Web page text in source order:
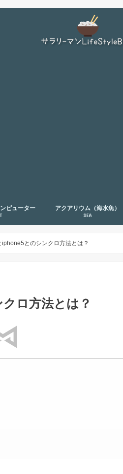
ピューター アクアリウム（海水魚）
SEA
iphone5とのシンクロ方法とは？
ロ方法とは？